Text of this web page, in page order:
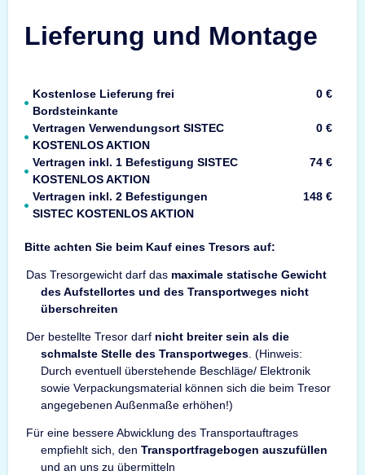
Lieferung und Montage
Kostenlose Lieferung frei
Bordsteinkante
0 €
Vertragen Verwendungsort SISTEC
KOSTENLOS AKTION
0 €
Vertragen inkl. 1 Befestigung SISTEC
KOSTENLOS AKTION
74 €
Vertragen inkl. 2 Befestigungen
SISTEC KOSTENLOS AKTION
148 €
Bitte achten Sie beim Kauf eines Tresors auf:
Das Tresorgewicht darf das maximale statische Gewicht
des Aufstellortes und des Transportweges nicht
überschreiten
Der bestellte Tresor darf nicht breiter sein als die
schmalste Stelle des Transportweges. (Hinweis:
Durch eventuell überstehende Beschläge/ Elektronik
sowie Verpackungsmaterial können sich die beim Tresor
angegebenen Außenmaße erhöhen!)
Für eine bessere Abwicklung des Transportauftrages
empfiehlt sich, den Transportfragebogen auszufüllen
und an uns zu übermitteln